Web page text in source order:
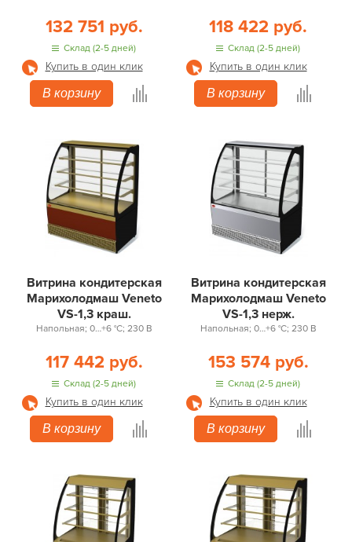
132 751 руб.
Склад (2-5 дней)
Купить в один клик
В корзину
118 422 руб.
Склад (2-5 дней)
Купить в один клик
В корзину
Витрина кондитерская
Марихолодмаш Veneto
VS-1,3 краш.
Напольная; 0…+6 °С; 230 В
117 442 руб.
Склад (2-5 дней)
Купить в один клик
В корзину
Витрина кондитерская
Марихолодмаш Veneto
VS-1,3 нерж.
Напольная; 0…+6 °С; 230 В
153 574 руб.
Склад (2-5 дней)
Купить в один клик
В корзину